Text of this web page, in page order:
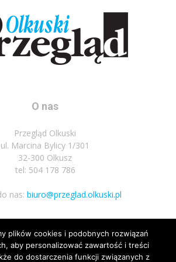
O nas
Przegląd Olkuski
ul. Marcina Bylicy 1/301
32-300 Olkusz
tel: 504 178 786
nas: biuro@przeglad.olkuski.pl
Podążaj za nami
plików cookies i podobnych rozwiązań
aby personalizować zawartość i treści
do dostarczenia funkcji związanych z